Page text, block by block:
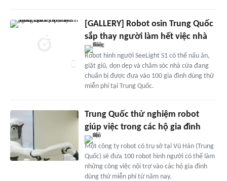
[GALLERY] Robot osin Trung Quốc
sắp thay người làm hết việc nhà
Robot hình người SeeLight S1 có thể nấu ăn,
giặt giũ, dọn dẹp và chăm sóc nhà cửa đang
chuẩn bị được đưa vào 100 gia đình dùng thử
miễn phí tại Trung Quốc.
Trung Quốc thử nghiệm robot
giúp việc trong các hộ gia đình
Một công ty robot có trụ sở tại Vũ Hán (Trung
Quốc) sẽ đưa 100 robot hình người có thể làm
những công việc nội trợ vào các hộ gia đình
dùng thử miễn phí từ năm nay.